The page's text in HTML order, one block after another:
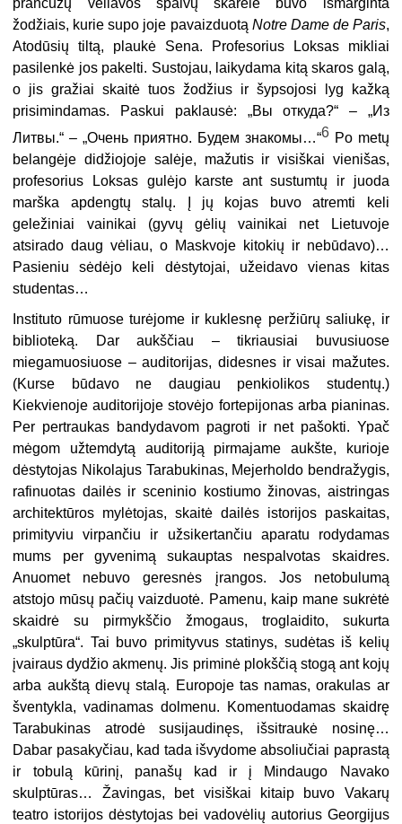
prancūzų vėliavos spalvų skarelė buvo išmarginta
žodžiais, kurie supo joje pavaizduotą Notre Dame de Paris,
Atodūsių tiltą, plaukė Sena. Profesorius Loksas mikliai
pasilenkė jos pakelti. Sustojau, laikydama kitą skaros galą,
o jis gražiai skaitė tuos žodžius ir šypsojosi lyg kažką
prisimindamas. Paskui paklausė: „Вы откуда?“ – „Из
Литвы.“ – „Очень приятно. Будем знакомы…“6Po metų
belangėje didžiojoje salėje, mažutis ir visiškai vienišas,
profesorius Loksas gulėjo karste ant sustumtų ir juoda
marška apdengtų stalų. Į jų kojas buvo atremti keli
geležiniai vainikai (gyvų gėlių vainikai net Lietuvoje
atsirado daug vėliau, o Maskvoje kitokių ir nebūdavo)…
Pasieniu sėdėjo keli dėstytojai, užeidavo vienas kitas
studentas…
Instituto rūmuose turėjome ir kuklesnę peržiūrų saliukę, ir
biblioteką. Dar aukščiau – tikriausiai buvusiuose
miegamuosiuose – auditorijas, didesnes ir visai mažutes.
(Kurse būdavo ne daugiau penkiolikos studentų.)
Kiekvienoje auditorijoje stovėjo fortepijonas arba pianinas.
Per pertraukas bandydavom pagroti ir net pašokti. Ypač
mėgom užtemdytą auditoriją pirmajame aukšte, kurioje
dėstytojas Nikolajus Tarabukinas, Mejerholdo bendražygis,
rafinuotas dailės ir sceninio kostiumo žinovas, aistringas
architektūros mylėtojas, skaitė dailės istorijos paskaitas,
primityviu virpančiu ir užsikertančiu aparatu rodydamas
mums per gyvenimą sukauptas nespalvotas skaidres.
Anuomet nebuvo geresnės įrangos. Jos netobulumą
atstojo mūsų pačių vaizduotė. Pamenu, kaip mane sukrėtė
skaidrė su pirmykščio žmogaus, troglaidito, sukurta
„skulptūra“. Tai buvo primityvus statinys, sudėtas iš kelių
įvairaus dydžio akmenų. Jis priminė plokščią stogą ant kojų
arba aukštą dievų stalą. Europoje tas namas, orakulas ar
šventykla, vadinamas dolmenu. Komentuodamas skaidrę
Tarabukinas atrodė susijaudinęs, išsitraukė nosinę…
Dabar pasakyčiau, kad tada išvydome absoliučiai paprastą
ir tobulą kūrinį, panašų kad ir į Mindaugo Navako
skulptūras… Žavingas, bet visiškai kitaip buvo Vakarų
teatro istorijos dėstytojas bei vadovėlių autorius Georgijus